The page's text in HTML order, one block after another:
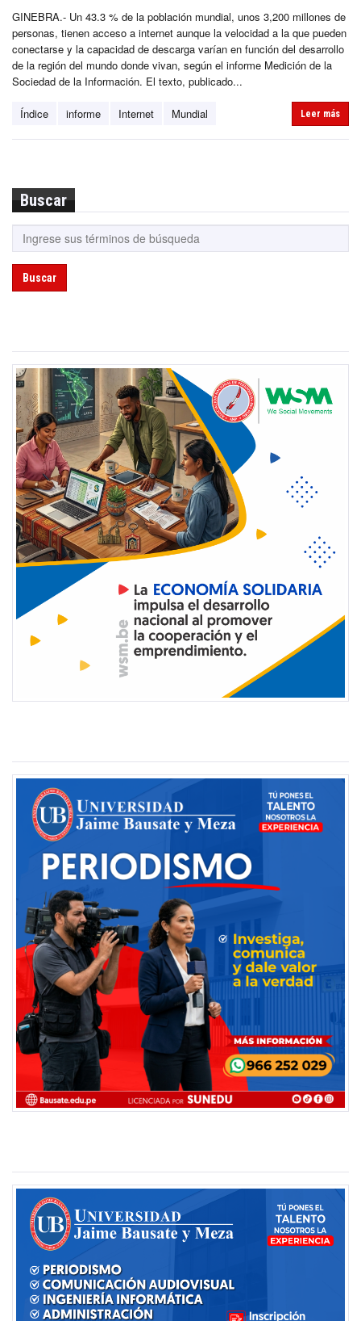
GINEBRA.- Un 43.3 % de la población mundial, unos 3,200 millones de
personas, tienen acceso a internet aunque la velocidad a la que pueden
conectarse y la capacidad de descarga varían en función del desarrollo
de la región del mundo donde vivan, según el informe Medición de la
Sociedad de la Información. El texto, publicado...
Índice informe Internet Mundial Leer más
Buscar
Buscar